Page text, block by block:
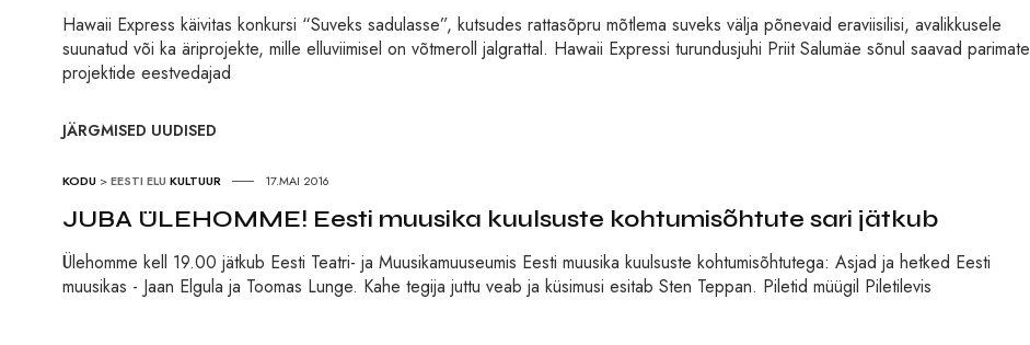
Hawaii Express käivitas konkursi “Suveks sadulasse”, kutsudes rattasõpru mõtlema suveks välja põnevaid eraviisilisi, avalikkusele
suunatud või ka äriprojekte, mille elluviimisel on võtmeroll jalgrattal. Hawaii Expressi turundusjuhi Priit Salumäe sõnul saavad parimate
projektide eestvedajad
JÄRGMISED UUDISED
KODU >EESTI ELU KULTUUR 17.MAI 2016
JUBA ÜLEHOMME! Eesti muusika kuulsuste kohtumisõhtute sari jätkub
Ülehomme kell 19.00 jätkub Eesti Teatri- ja Muusikamuuseumis Eesti muusika kuulsuste kohtumisõhtutega: Asjad ja hetked Eesti
muusikas - Jaan Elgula ja Toomas Lunge. Kahe tegija juttu veab ja küsimusi esitab Sten Teppan. Piletid müügil Piletilevis